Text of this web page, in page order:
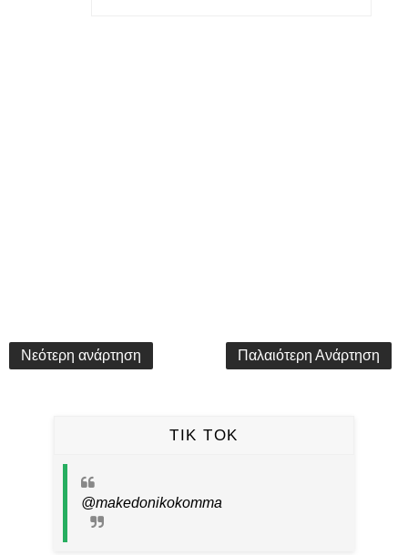
Νεότερη ανάρτηση Παλαιότερη Ανάρτηση
TIK TOK
@makedonikokomma